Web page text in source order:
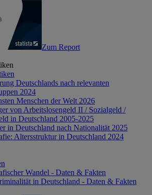
Zum Report
Deutschlands nach relevanten
2024
Menschen der Welt 2026
von Arbeitslosengeld II / Sozialgeld /
in Deutschland 2005-2025
in Deutschland nach Nationalität 2025
Altersstruktur in Deutschland 2024
Wandel - Daten & Fakten
in Deutschland - Daten & Fakten